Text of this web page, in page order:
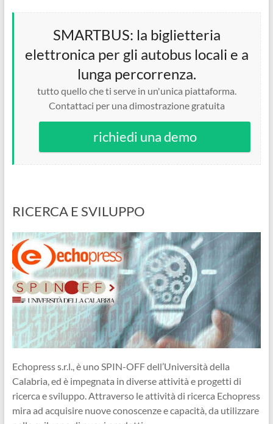
SMARTBUS: la biglietteria
elettronica per gli autobus locali e a
lunga percorrenza.
tutto quello che ti serve in un'unica piattaforma.
Contattaci per una dimostrazione gratuita
richiedi una demo
RICERCA E SVILUPPO
Echopress s.r.l., è uno SPIN-OFF dell’Università della
Calabria, ed è impegnata in diverse attività e progetti di
ricerca e sviluppo. Attraverso le attività di ricerca Echopress
mira ad acquisire nuove conoscenze e capacità, da utilizzare